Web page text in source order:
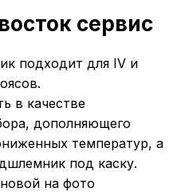
сервис
подходит для IV и
в качестве
дополняющего
температур, а
под каску.
на фото